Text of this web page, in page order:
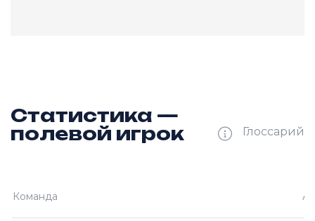
Статистика —
полевой игрок
Глоссарий
Команда